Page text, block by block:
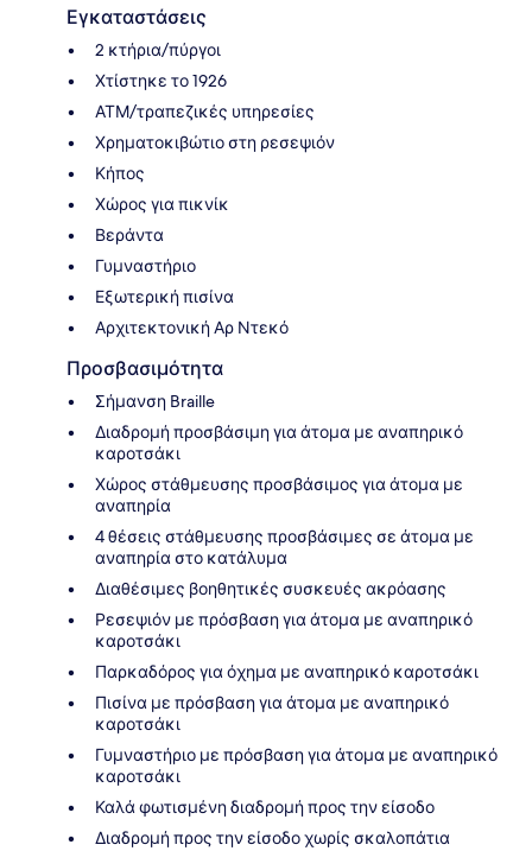
Εγκαταστάσεις
2 κτήρια/πύργοι
Χτίστηκε το 1926
ΑΤΜ/τραπεζικές υπηρεσίες
Χρηματοκιβώτιο στη ρεσεψιόν
Κήπος
Χώρος για πικνίκ
Βεράντα
Γυμναστήριο
Εξωτερική πισίνα
Αρχιτεκτονική Αρ Ντεκό
Προσβασιμότητα
Σήμανση Braille
Διαδρομή προσβάσιμη για άτομα με αναπηρικό
καροτσάκι
Χώρος στάθμευσης προσβάσιμος για άτομα με
αναπηρία
4 θέσεις στάθμευσης προσβάσιμες σε άτομα με
αναπηρία στο κατάλυμα
Διαθέσιμες βοηθητικές συσκευές ακρόασης
Ρεσεψιόν με πρόσβαση για άτομα με αναπηρικό
καροτσάκι
Παρκαδόρος για όχημα με αναπηρικό καροτσάκι
Πισίνα με πρόσβαση για άτομα με αναπηρικό
καροτσάκι
Γυμναστήριο με πρόσβαση για άτομα με αναπηρικό
καροτσάκι
Καλά φωτισμένη διαδρομή προς την είσοδο
Διαδρομή προς την είσοδο χωρίς σκαλοπάτια